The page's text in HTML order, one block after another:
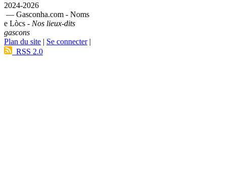
2024-2026
— Gasconha.com - Noms
e Lòcs - Nos lieux-dits
gascons
Plan du site | Se connecter|
RSS 2.0